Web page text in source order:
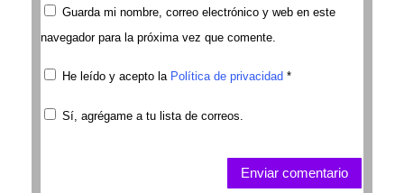
Guarda mi nombre, correo electrónico y web en este
navegador para la próxima vez que comente.
He leído y acepto la Política de privacidad *
Sí, agrégame a tu lista de correos.
Enviar comentario